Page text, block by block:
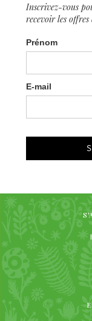
Inscrivez-vous
recevoir les offres
Prénom
E-mail